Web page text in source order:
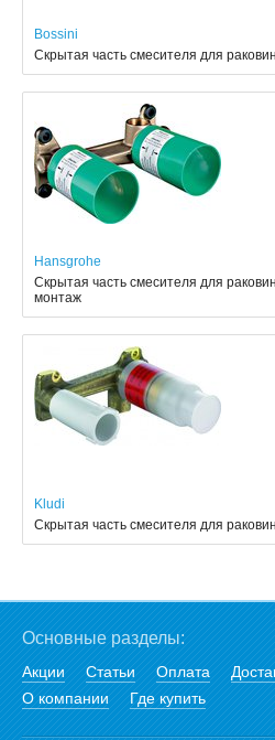
Bossini
Скрытая часть смесителя для
Hansgrohe
Скрытая часть смесителя для
монтаж
Kludi
Скрытая часть смесителя для
Основные разделы:
Акции Статьи Оплата
О компании
Где купить